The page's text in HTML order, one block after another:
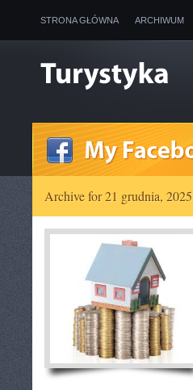
STRONA GŁÓWNA ARCHIWUM
Archive for 21 grudnia, 2025